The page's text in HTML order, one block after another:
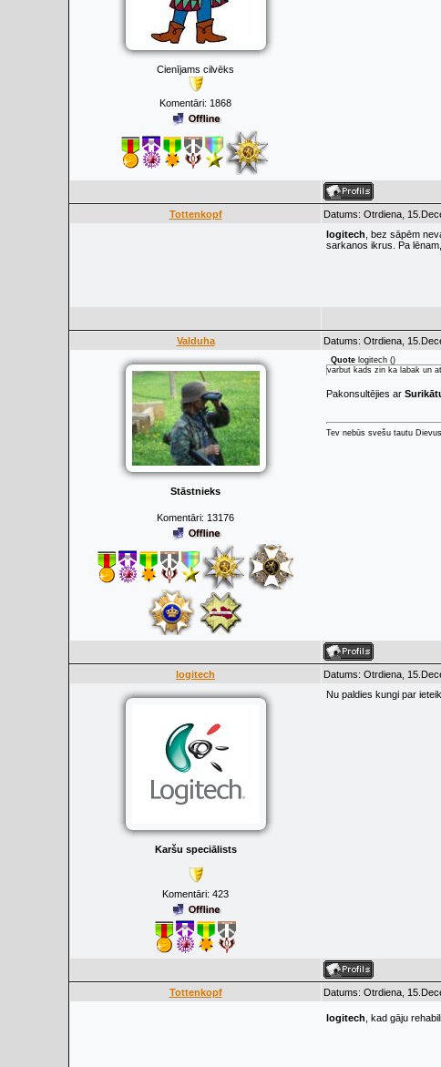
Cienījams cilvēks
Komentāri: 1868
Tottenkopf Datums: Otrdiena,
logitech , bez sāpēm
sarkanos ikrus. Pa
Valduha Datums: Otrdiena,
Stāstnieks
Komentāri: 13176
Quote logitech ()
varbut kads zin ka labak un
Pakonsultējies ar
Tev nebūs svešu tautu
logitech Datums: Otrdiena,
Karšu speciālists
Komentāri: 423
Nu paldies kungi par
Tottenkopf Datums: Otrdiena,
logitech , kad gāju